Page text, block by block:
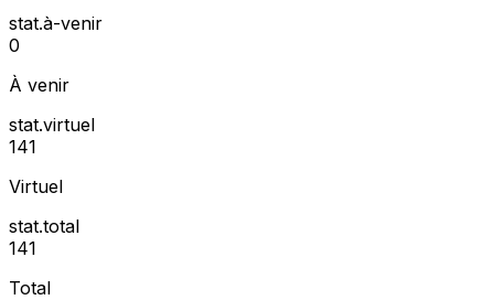
stat.à-venir
0
À venir
stat.virtuel
141
Virtuel
stat.total
141
Total